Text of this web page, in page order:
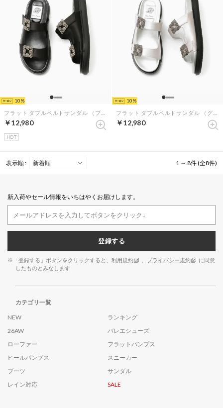
10
￥12,980
HOT
10
￥12,980
表示順 : 1 ～ 8件 (全8件)
新入荷やセール情報をいちはやくお届けします。
登録する
※「登録する」ボタンをクリックすると、 利用規約 プライバシー規約
に同意
したものとみなします
カテゴリ一覧
NEW
ランキング
26AW
バレエシューズ
ローファー
フラットパンプス
ヒールパンプス
スニーカー
ブーツ
サンダル
レイン対応
SALE